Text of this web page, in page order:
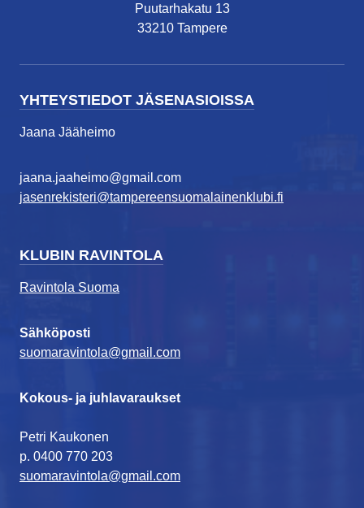
Puutarhakatu 13
33210 Tampere
YHTEYSTIEDOT JÄSENASIOISSA
Jaana Jääheimo
jaana.jaaheimo@gmail.com
jasenrekisteri@tampereensuomalainenklubi.fi
KLUBIN RAVINTOLA
Ravintola Suoma
Sähköposti
suomaravintola@gmail.com
Kokous- ja juhlavaraukset
Petri Kaukonen
p. 0400 770 203
suomaravintola@gmail.com